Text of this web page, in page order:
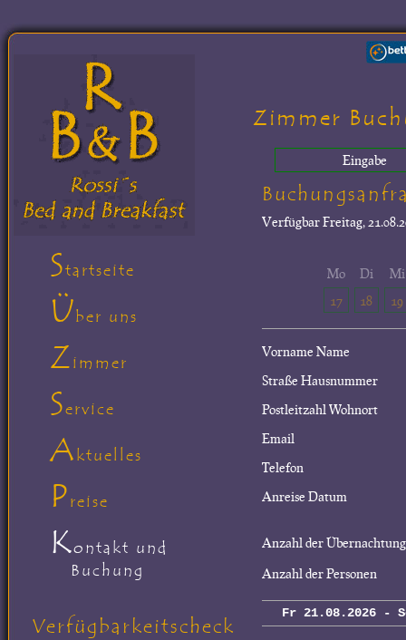
Zimmer
Eingabe
VerfügbarFreitag,
Mo
17
Di
18
Mi
19
Vorname Name
Straße Hausnummer
Postleitzahl Wohnort
Email
Telefon
Anreise Datum
Anzahl der
Anzahl der Personen
Fr 21.08.2026 -
Startseite
Über uns
Zimmer
Service
Aktuelles
Preise
Kontakt und
Buchung
Verfügbarkeitscheck